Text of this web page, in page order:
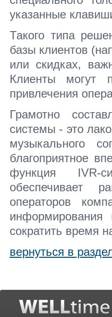
указанные
Такого типа
базы клиентов
или скидках,
Клиенты могут
привлечения
Грамотно
системы - это
музыкального
благоприятное
функция IVR-
обеспечивает
операторов
сократить время
вернуться в